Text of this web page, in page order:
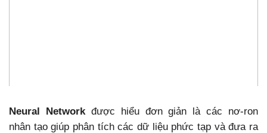
Neural Network được hiểu đơn giản là các nơ-ron
nhân tạo giúp phân tích các dữ liệu phức tạp và đưa ra